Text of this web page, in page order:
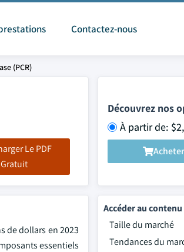
Contactez-nous
(PCR)
Le PDF
Gratuit
Découvrez nos
À partir de:
de dollars en 2023
essentiels
Accéder au contenu
Taille du marché
Tendances du